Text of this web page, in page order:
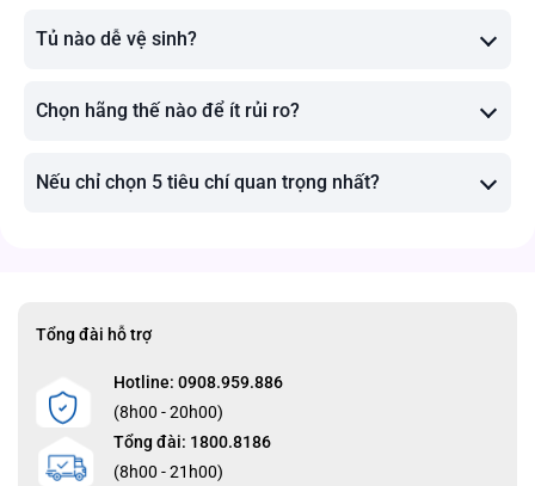
Tủ nào dễ vệ sinh?
Chọn hãng thế nào để ít rủi ro?
Nếu chỉ chọn 5 tiêu chí quan trọng nhất?
Tổng đài hỗ trợ
Hotline: 0908.959.886
(8h00 - 20h00)
Tổng đài: 1800.8186
(8h00 - 21h00)